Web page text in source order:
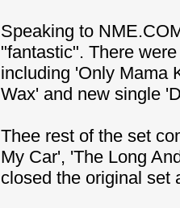
Speaking to
"fantastic". There
including 'Only Mama
Wax' and new single
Thee rest of the set
My Car', 'The Long
closed the original set